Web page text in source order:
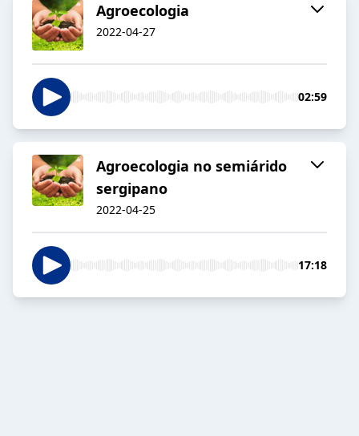
Agroecologia
2022-04-27
02:59
Agroecologia no semiárido
sergipano
2022-04-25
17:18